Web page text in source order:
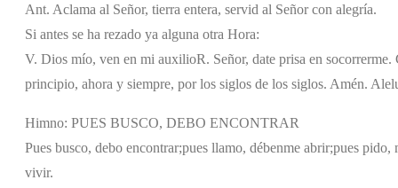
Ant. Aclama al Señor, tierra entera, servid al Señor con alegría.
Si antes se ha rezado ya alguna otra Hora:
V. Dios mío, ven en mi auxilioR. Señor, date prisa en
principio, ahora y siempre, por los siglos de los siglos. Amén.
Himno: PUES BUSCO, DEBO ENCONTRAR
Pues busco, debo encontrar;pues llamo, débenme abrir;pues pido,
vivir.